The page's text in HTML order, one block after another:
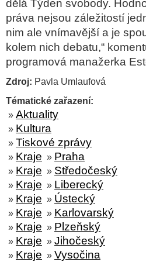
dělá Týden svobody.
práva nejsou záležitostí
nim ale vnímavější a je
kolem nich debatu,“
programová manažerka
Zdroj: Pavla Umlaufová
Tématické zařazení:
» Aktuality
» Kultura
» Tiskové zprávy
» Kraje » Praha
» Kraje » Středočeský
» Kraje » Liberecký
» Kraje » Ústecký
» Kraje » Karlovarský
» Kraje » Plzeňský
» Kraje » Jihočeský
» Kraje » Vysočina